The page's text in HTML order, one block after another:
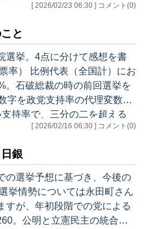
下回る寂しい結果でした。内
宅投資が+4.8%。個人消費は
で力強さを欠き、設備投資も
に伴う振れによるものです。
[ 2026/02/23 06:30 ] コメント(0)
と
選挙。4点に分けて感想を書
。石破総裁の時の前回選挙を
字を政党支持率の代理変数と
持率で、三分の二を超える
は、小選挙区
語ります。また、得票率が一
くことは、米国大統領選挙
選挙で極めて大事な役割を果
を再
た。…
[ 2026/02/16 06:30 ] コメント(0)
銀
の選挙予想に基づき、今後の
すが、年初段階での党による
。公明と立憲民主の統合で